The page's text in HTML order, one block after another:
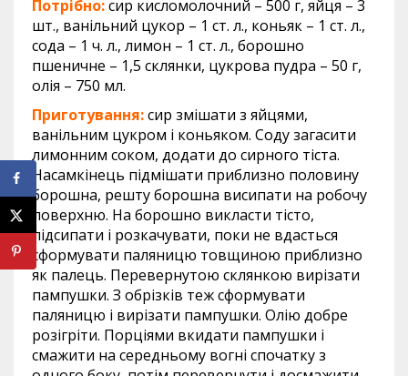
Потрібно:сир кисломолочний – 500 г, яйця – 3
шт., ванільний цукор – 1 ст. л., коньяк – 1 ст. л.,
сода – 1 ч. л., лимон – 1 ст. л., борошно
пшеничне – 1,5 склянки, цукрова пудра – 50 г,
олія – 750 мл.
Приготування:сир змішати з яйцями,
ванільним цукром і коньяком. Соду загасити
лимонним соком, додати до сирного тіста.
Насамкінець підмішати приблизно половину
борошна, решту борошна висипати на робочу
поверхню. На борошно викласти тісто,
підсипати і розкачувати, поки не вдасться
сформувати паляницю товщиною приблизно
як палець. Перевернутою склянкою вирізати
пампушки. З обрізків теж сформувати
паляницю і вирізати пампушки. Олію добре
розігріти. Порціями вкидати пампушки і
смажити на середньому вогні спочатку з